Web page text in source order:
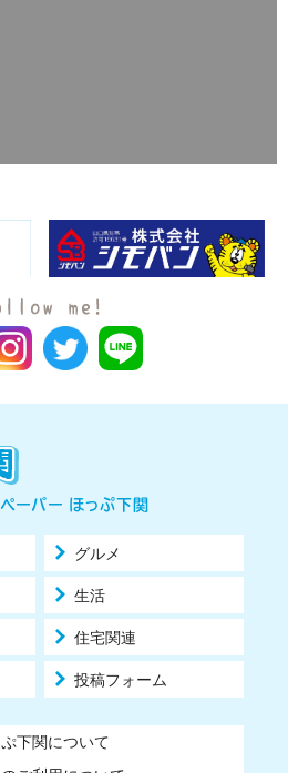
ーパー ほっぷ下関
グルメ
生活
住宅関連
投稿フォーム
下関について